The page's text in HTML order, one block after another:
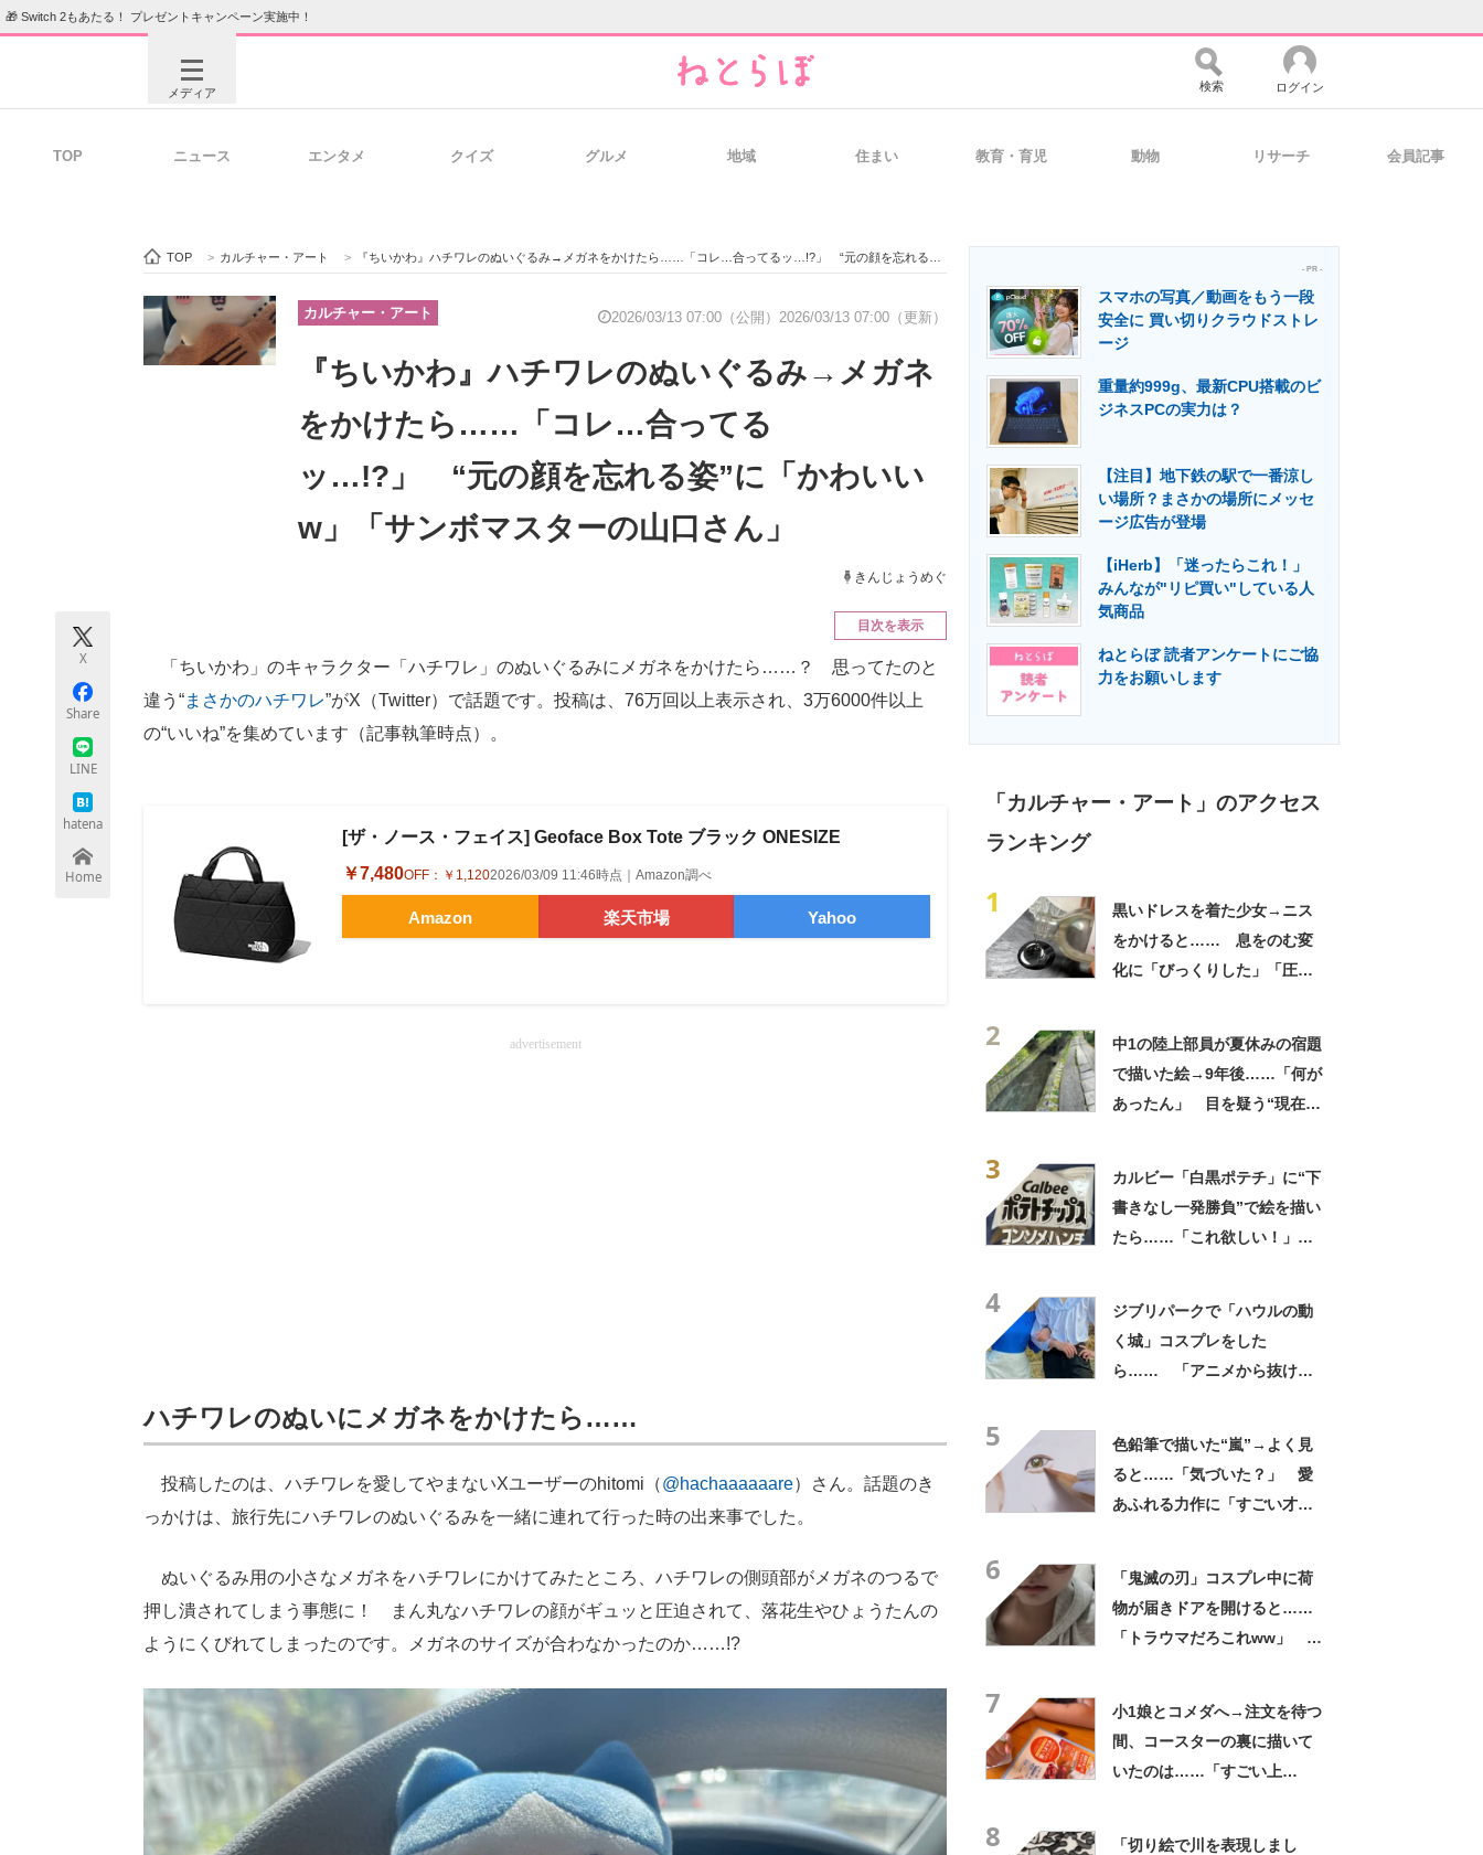
🎁 Switch 2もあたる！ プレゼントキャンペーン実施中！
メディア
ビジネスと働き方のヒント 経営リーダーのコミュニティ マーケ×ITの今がよく分かる
製造業のIT導入・活用を支援
エネルギーの専門メディア 建設×テクノロジーの最前線
検索 ログイン
TOP ニュース エンタメ クイズ グルメ 地域 住まい 教育・育児 動物 リサーチ 会員記事
TOP > カルチャー・アート > 『ちいかわ』ハチワレのぬいぐるみ→メガネをかけたら……「コレ…合ってるッ…!?」 “元の顔を忘れる姿”に「かわいいw」「サンボマスターの山口さん」
カルチャー・アート 2026/03/13 07:00（公開） 2026/03/13 07:00（更新）
『ちいかわ』ハチワレのぬいぐるみ→メガネ
をかけたら……「コレ…合ってる
ッ…!?」 “元の顔を忘れる姿”に「かわいい
w」「サンボマスターの山口さん」
きんじょうめぐ
X
Share
LINE
hatena
Home
目次を表示
「ちいかわ」のキャラクター「ハチワレ」のぬいぐるみにメガネをかけたら……？ 思ってたのと
違う“まさかのハチワレ”がX（Twitter）で話題です。投稿は、76万回以上表示され、3万6000件以上
の“いいね”を集めています（記事執筆時点）。
[ザ・ノース・フェイス] Geoface Box Tote ブラック ONESIZE
￥7,480OFF： ￥1,1202026/03/09 11:46時点｜Amazon調べ
Amazon 楽天市場 Yahoo
advertisement
ハチワレのぬいにメガネをかけたら……
投稿したのは、ハチワレを愛してやまないXユーザーのhitomi（@hachaaaaaare）さん。話題のき
っかけは、旅行先にハチワレのぬいぐるみを一緒に連れて行った時の出来事でした。
ぬいぐるみ用の小さなメガネをハチワレにかけてみたところ、ハチワレの側頭部がメガネのつるで
押し潰されてしまう事態に！ まん丸なハチワレの顔がギュッと圧迫されて、落花生やひょうたんの
ようにくびれてしまったのです。メガネのサイズが合わなかったのか……!?
- PR -
スマホの写真／動画をもう一段
安全に 買い切りクラウドストレ
ージ
重量約999g、最新CPU搭載のビ
ジネスPCの実力は？
【注目】地下鉄の駅で一番涼し
い場所？まさかの場所にメッセ
ージ広告が登場
【iHerb】「迷ったらこれ！」
みんなが"リピ買い"している人
気商品
ねとらぼ 読者アンケートにご協
力をお願いします
「カルチャー・アート」のアクセス
ランキング
1
黒いドレスを着た少女→ニス
をかけると…… 息をのむ変
化に「びっくりした」「圧倒
2
中1の陸上部員が夏休みの宿題
で描いた絵→9年後……「何が
あったん」 目を疑う“現在の
3
カルビー「白黒ポテチ」に“下
書きなし一発勝負”で絵を描い
たら……「これ欲しい！」
4
ジブリパークで「ハウルの動
く城」コスプレをした
ら…… 「アニメから抜け出
5
色鉛筆で描いた“嵐”→よく見
ると……「気づいた？」 愛
あふれる力作に「すごい才
6
「鬼滅の刃」コスプレ中に荷
物が届きドアを開けると……
「トラウマだろこれww」 配
7
小1娘とコメダへ→注文を待つ
間、コースターの裏に描いて
いたのは……「すごい上
8
「切り絵で川を表現しまし